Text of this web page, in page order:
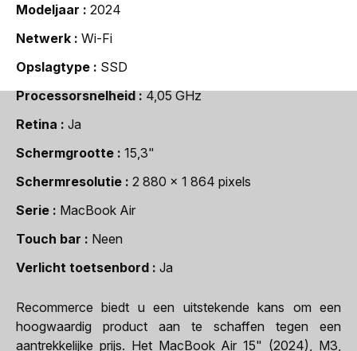
Modeljaar
2024
Netwerk
Wi-Fi
Opslagtype
SSD
Processorsnelheid
4,05 GHz
Retina
Ja
Schermgrootte
15,3"
Schermresolutie
2 880 x 1 864 pixels
Serie
MacBook Air
Touch bar
Neen
Verlicht toetsenbord
Ja
Recommerce biedt u een uitstekende kans om een
hoogwaardig product aan te schaffen tegen een
aantrekkelijke prijs. Het MacBook Air 15" (2024), M3,